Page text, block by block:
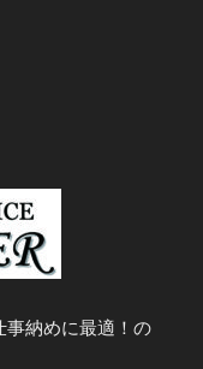
事納めに最適！の